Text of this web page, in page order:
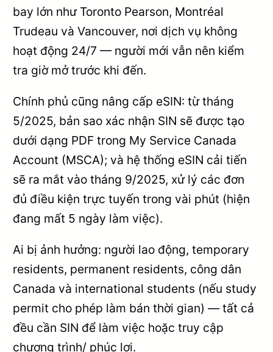
bay lớn như Toronto Pearson, Montréal
Trudeau và Vancouver, nơi dịch vụ không
hoạt động 24/7 — người mới vẫn nên kiểm
tra giờ mở trước khi đến.
Chính phủ cũng nâng cấp eSIN: từ tháng
5/2025, bản sao xác nhận SIN sẽ được tạo
dưới dạng PDF trong My Service Canada
Account (MSCA); và hệ thống eSIN cải tiến
sẽ ra mắt vào tháng 9/2025, xử lý các đơn
đủ điều kiện trực tuyến trong vài phút (hiện
đang mất 5 ngày làm việc).
Ai bị ảnh hưởng: người lao động, temporary
residents, permanent residents, công dân
Canada và international students (nếu study
permit cho phép làm bán thời gian) — tất cả
đều cần SIN để làm việc hoặc truy cập
chương trình/ phúc lợi.